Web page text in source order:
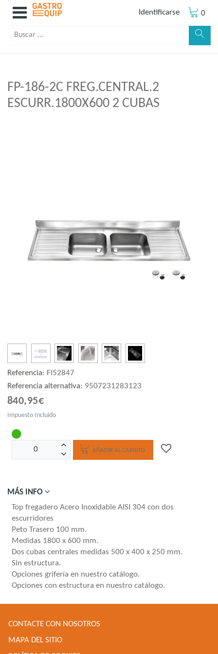
Identificarse 0
FP-186-2C FREG.CENTRAL.2
ESCURR.1800X600 2 CUBAS
Referencia: FI52847
Referencia alternativa: 9507231283123
840,95€
Impuesto Incluido
AÑADIR AL CARRITO
MÁS INFO
Top fregadero Acero Inoxidable AISI 304 con dos
escurridores
Peto Trasero 100 mm.
Medidas 1800 x 600 mm.
Dos cubas centrales medidas 500 x 400 x 250 mm.
Sin estructura.
Opciones grifería en nuestro catálogo.
Opciones con estructura en nuestro catálogo.
CONTACTE CON NOSOTROS
MAPA DEL SITIO